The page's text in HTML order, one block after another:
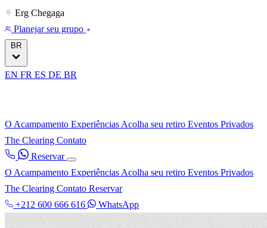
Erg Chegaga
Planejar seu grupo
BR
EN FR ES DE BR
O Acampamento Experiências Acolha seu retiro Eventos Privados
The Clearing Contato
Reservar
O Acampamento Experiências Acolha seu retiro Eventos Privados
The Clearing Contato Reservar
+212 600 666 616
WhatsApp